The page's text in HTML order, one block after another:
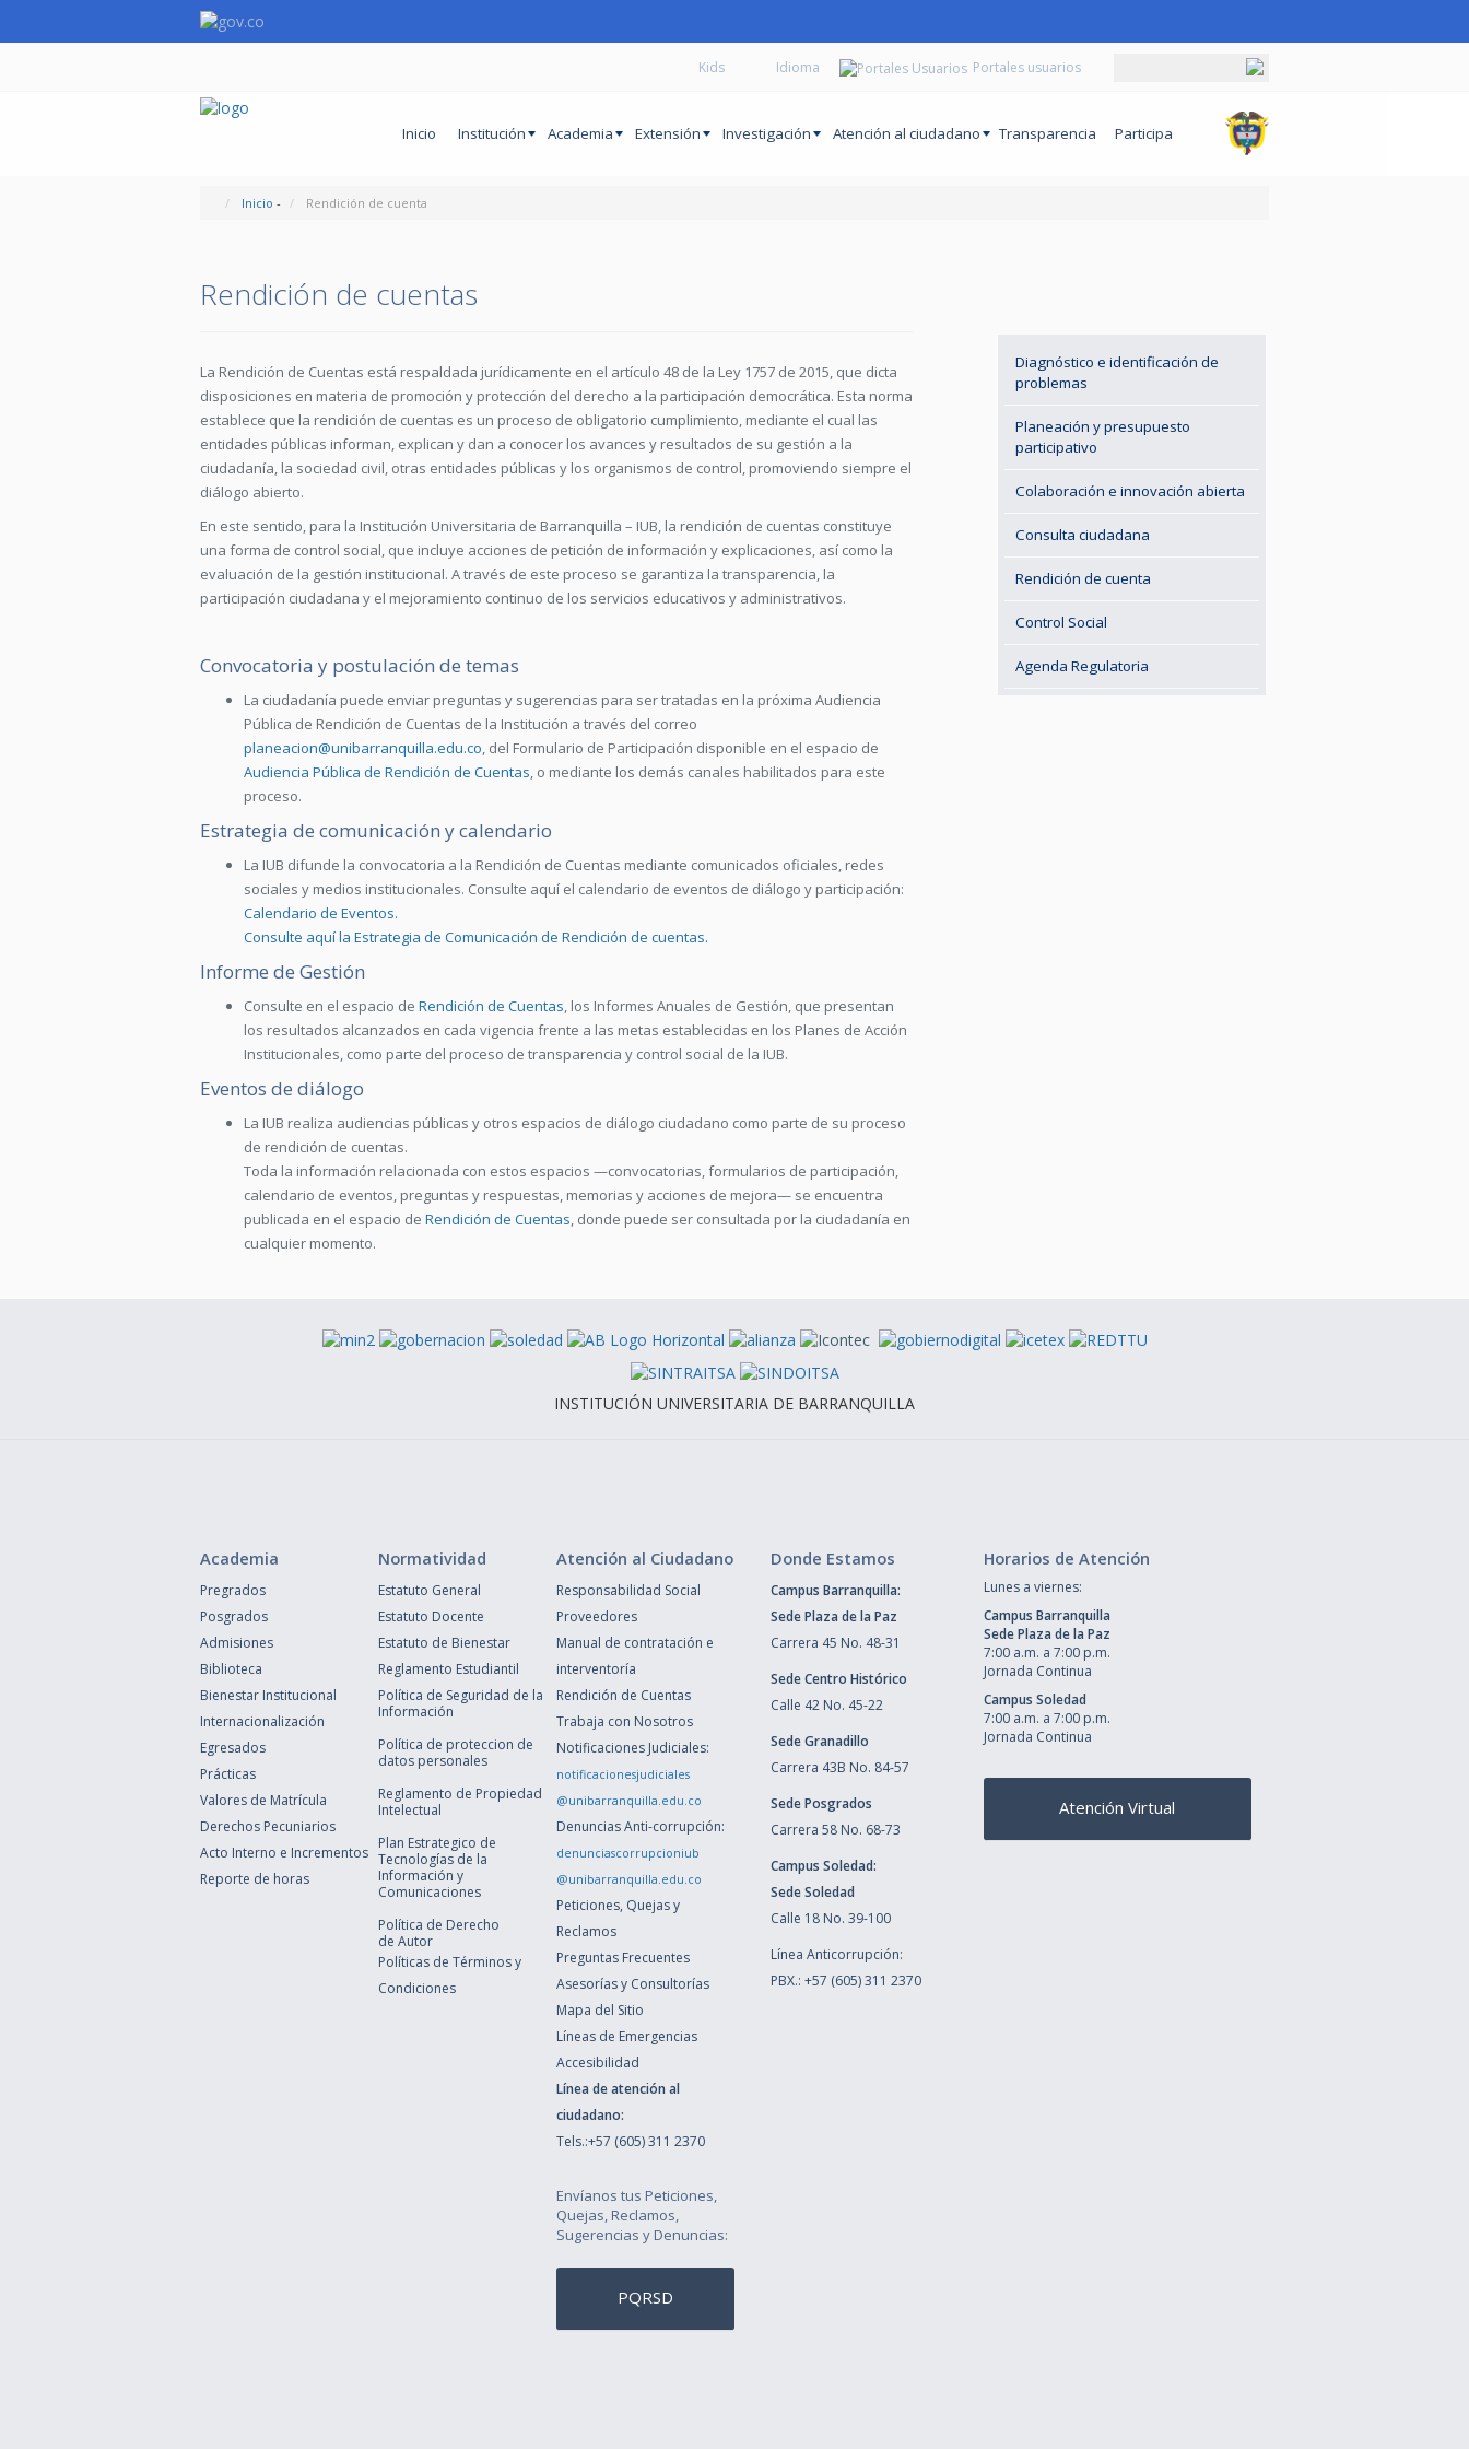
Kids Portales usuarios
Inicio Institución Academia Extensión Investigación Atención al ciudadano Transparencia Participa
Inicio - Rendición de cuenta
Rendición de cuentas
La Rendición de Cuentas está respaldada jurídicamente en el artículo 48 de la Ley 1757 de 2015, que dicta
disposiciones en materia de promoción y protección del derecho a la participación democrática. Esta norma
establece que la rendición de cuentas es un proceso de obligatorio cumplimiento, mediante el cual las
entidades públicas informan, explican y dan a conocer los avances y resultados de su gestión a la
ciudadanía, la sociedad civil, otras entidades públicas y los organismos de control, promoviendo siempre el
diálogo abierto.
En este sentido, para la Institución Universitaria de Barranquilla – IUB, la rendición de cuentas constituye
una forma de control social, que incluye acciones de petición de información y explicaciones, así como la
evaluación de la gestión institucional. A través de este proceso se garantiza la transparencia, la
participación ciudadana y el mejoramiento continuo de los servicios educativos y administrativos.
Convocatoria y postulación de temas
La ciudadanía puede enviar preguntas y sugerencias para ser tratadas en la próxima Audiencia
Pública de Rendición de Cuentas de la Institución a través del correo
planeacion@unibarranquilla.edu.co, del Formulario de Participación disponible en el espacio de
Audiencia Pública de Rendición de Cuentas, o mediante los demás canales habilitados para este
proceso.
Estrategia de comunicación y calendario
La IUB difunde la convocatoria a la Rendición de Cuentas mediante comunicados oficiales, redes
sociales y medios institucionales. Consulte aquí el calendario de eventos de diálogo y participación:
Calendario de Eventos.
Consulte aquí la Estrategia de Comunicación de Rendición de cuentas.
Informe de Gestión
Consulte en el espacio de Rendición de Cuentas, los Informes Anuales de Gestión, que presentan
los resultados alcanzados en cada vigencia frente a las metas establecidas en los Planes de Acción
Institucionales, como parte del proceso de transparencia y control social de la IUB.
Eventos de diálogo
La IUB realiza audiencias públicas y otros espacios de diálogo ciudadano como parte de su proceso
de rendición de cuentas.
Toda la información relacionada con estos espacios —convocatorias, formularios de participación,
calendario de eventos, preguntas y respuestas, memorias y acciones de mejora— se encuentra
publicada en el espacio de Rendición de Cuentas, donde puede ser consultada por la ciudadanía en
cualquier momento.
Diagnóstico e identificación de
problemas
Planeación y presupuesto
participativo
Colaboración e innovación abierta
Consulta ciudadana
Rendición de cuenta
Control Social
Agenda Regulatoria
INSTITUCIÓN UNIVERSITARIA DE BARRANQUILLA
Academia
Pregrados
Posgrados
Admisiones
Biblioteca
Bienestar Institucional
Internacionalización
Egresados
Prácticas
Valores de Matrícula
Derechos Pecuniarios
Acto Interno e Incrementos
Reporte de horas
Normatividad
Estatuto General
Estatuto Docente
Estatuto de Bienestar
Reglamento Estudiantil
Política de Seguridad de la
Información
Política de proteccion de
datos personales
Reglamento de Propiedad
Intelectual
Plan Estrategico de
Tecnologías de la
Información y
Comunicaciones
Política de Derecho
de Autor
Políticas de Términos y
Condiciones
Atención al Ciudadano
Responsabilidad Social
Proveedores
Manual de contratación e
interventoría
Rendición de Cuentas
Trabaja con Nosotros
Notificaciones Judiciales:
notificacionesjudiciales
@unibarranquilla.edu.co
Denuncias Anti-corrupción:
denunciascorrupcioniub
@unibarranquilla.edu.co
Peticiones, Quejas y
Reclamos
Preguntas Frecuentes
Asesorías y Consultorías
Mapa del Sitio
Líneas de Emergencias
Accesibilidad
Línea de atención al
ciudadano:
Tels.:+57 (605) 311 2370
Envíanos tus Peticiones,
Quejas, Reclamos,
Sugerencias y Denuncias:
PQRSD
Donde Estamos
Campus Barranquilla:
Sede Plaza de la Paz
Carrera 45 No. 48-31
Sede Centro Histórico
Calle 42 No. 45-22
Sede Granadillo
Carrera 43B No. 84-57
Sede Posgrados
Carrera 58 No. 68-73
Campus Soledad:
Sede Soledad
Calle 18 No. 39-100
Línea Anticorrupción:
PBX.: +57 (605) 311 2370
Horarios de Atención
Lunes a viernes:
Campus Barranquilla
Sede Plaza de la Paz
7:00 a.m. a 7:00 p.m.
Jornada Continua
Campus Soledad
7:00 a.m. a 7:00 p.m.
Jornada Continua
Atención Virtual